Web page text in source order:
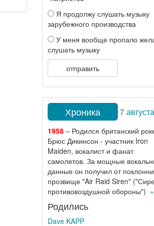
Я продолжу слушать музыку
зарубежного производства
У меня вообще пропало
слушать музыку
отправить
Хроника 7 августа
1958– Родился британский
Брюс Дикинсон - участник Iron
Maiden, вокалист и фанат
самолетов. За мощные
данные он получил от
прозвище "Air Raid Siren"
противовоздушной обороны")
Родились
Dave KAPP